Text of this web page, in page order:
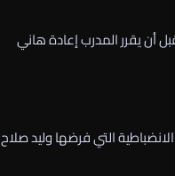
أن يقرر المدرب إعادة هاني
التي فرضها وليد صلاح